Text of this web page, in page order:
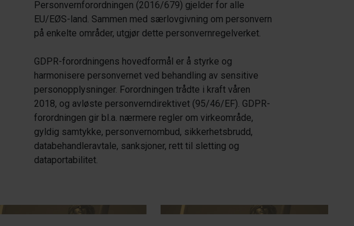
Personvernforordningen (2016/679) gjelder for alle
EU/EØS-land. Sammen med særlovgivning om personvern
på enkelte områder, utgjør dette personvernregelverket.
GDPR-forordningens hovedformål er å styrke og
harmonisere personvernet ved behandling av sensitive
personopplysninger. Forordningen trådte i kraft våren
2018, og avløste personverndirektivet (95/46/EF). GDPR-
forordningen gir bl.a. nærmere regler om virkeområde,
gyldig samtykke, personvernombud, sikkerhetsbrudd,
databehandleravtale, sanksjoner, rett til sletting og
dataportabilitet.